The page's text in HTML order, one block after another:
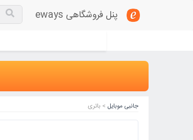
پنل فروشگاهی eways
جانبی موبایل > باتری